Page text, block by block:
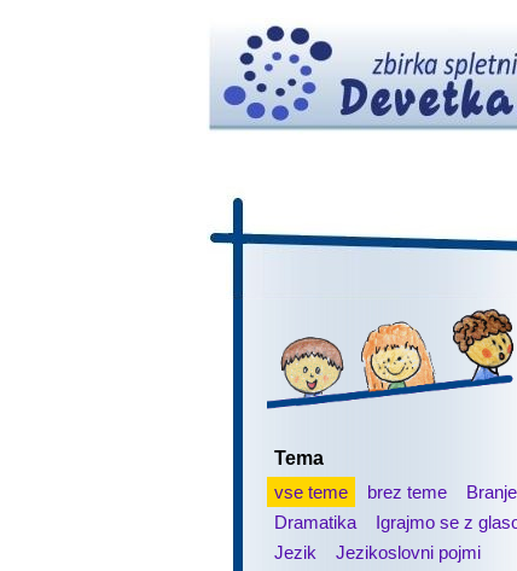
Tema
vse teme
brez teme
Branje
Dramatika
Igrajmo se z
Jezik
Jezikoslovni pojmi